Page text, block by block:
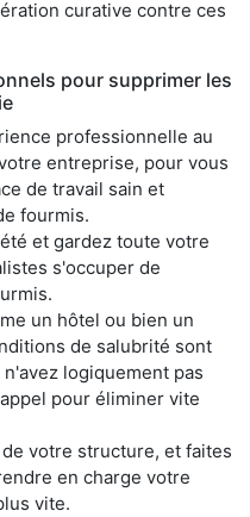
curative contre ces
pour supprimer les
professionnelle au
entreprise, pour vous
de travail sain et
fourmis.
et gardez toute votre
s'occuper de
un hôtel ou bien un
de salubrité sont
logiquement pas
pour éliminer vite
votre structure, et faites
en charge votre
vite.